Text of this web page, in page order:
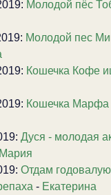
Молодой пёс
Молодой пес
Кошечка Кофе
Кошечка Марфа
Дуся - молодая
Мария
Отдам
- Екатерина